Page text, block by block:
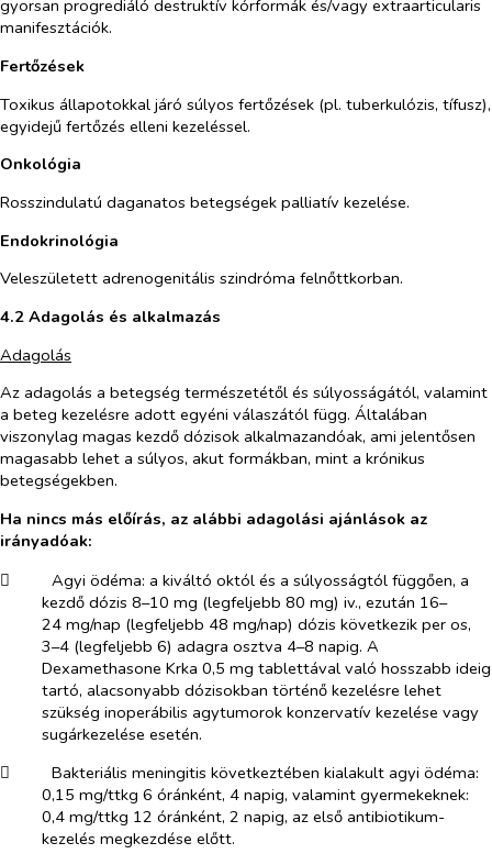
gyorsan progrediáló destruktív kórformák és/vagy extraarticularis
manifesztációk.
Fertőzések
Toxikus állapotokkal járó súlyos fertőzések (pl. tuberkulózis, tífusz),
egyidejű fertőzés elleni kezeléssel.
Onkológia
Rosszindulatú daganatos betegségek palliatív kezelése.
Endokrinológia
Veleszületett adrenogenitális szindróma felnőttkorban.
4.2 Adagolás és alkalmazás
Adagolás
Az adagolás a betegség természetétől és súlyosságától, valamint
a beteg kezelésre adott egyéni válaszától függ. Általában
viszonylag magas kezdő dózisok alkalmazandóak, ami jelentősen
magasabb lehet a súlyos, akut formákban, mint a krónikus
betegségekben.
Ha nincs más előírás, az alábbi adagolási ajánlások az
irányadóak:
​
Agyi ödéma: a kiváltó októl és a súlyosságtól függően, a
kezdő dózis 8–10 mg (legfeljebb 80 mg) iv., ezután 16–
24 mg/nap (legfeljebb 48 mg/nap) dózis következik per os,
3–4 (legfeljebb 6) adagra osztva 4–8 napig. A
Dexamethasone Krka 0,5 mg tablettával való hosszabb ideig
tartó, alacsonyabb dózisokban történő kezelésre lehet
szükség inoperábilis agytumorok konzervatív kezelése vagy
sugárkezelése esetén.
​
Bakteriális meningitis következtében kialakult agyi ödéma:
0,15 mg/ttkg 6 óránként, 4 napig, valamint gyermekeknek:
0,4 mg/ttkg 12 óránként, 2 napig, az első antibiotikum-
kezelés megkezdése előtt.